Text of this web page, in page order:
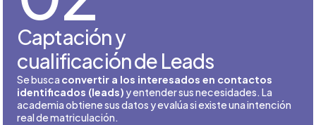
Captación y
cualificación de Leads
Se busca convertir a los interesados en contactos
identificados (leads) y entender sus necesidades. La
academia obtiene sus datos y evalúa si existe una intención
real de matriculación.